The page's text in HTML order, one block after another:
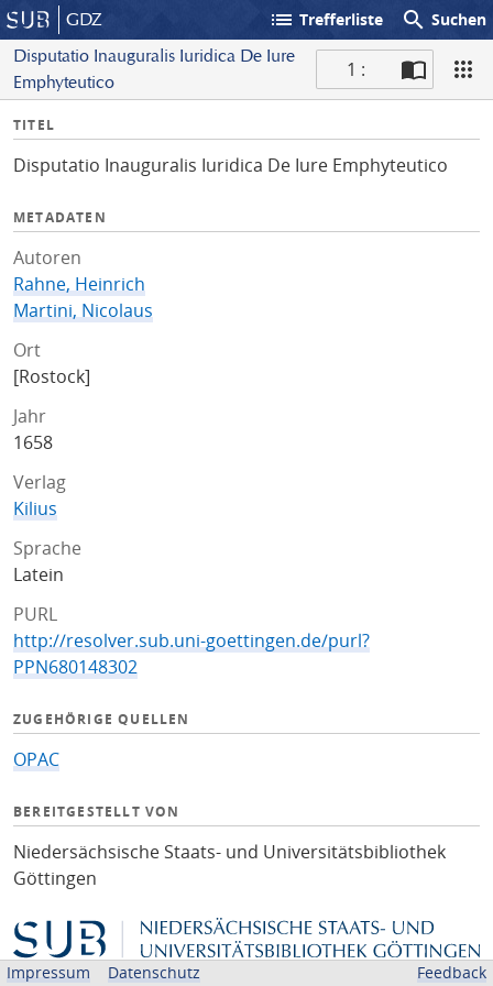
GDZ list Trefferliste search Suchen
Disputatio Inauguralis Iuridica De Iure
Emphyteutico
1 :
I
f
TITEL
Disputatio Inauguralis Iuridica De Iure Emphyteutico
METADATEN
Autoren
Rahne, Heinrich
Martini, Nicolaus
Ort
[Rostock]
Jahr
1658
Verlag
Kilius
Sprache
Latein
PURL
http://resolver.sub.uni-goettingen.de/purl?
PPN680148302
ZUGEHÖRIGE QUELLEN
OPAC
BEREITGESTELLT VON
Niedersächsische Staats- und Universitätsbibliothek
Göttingen
Impressum Datenschutz Feedback